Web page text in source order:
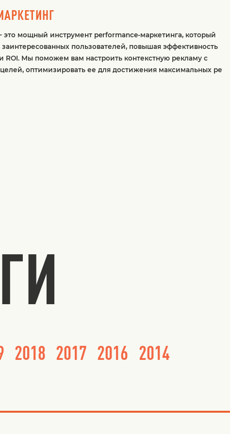
это мощный инструмент performance-маркетинга, который
заинтересованных пользователей, повышая эффективность
ROI. Мы поможем вам настроить контекстную рекламу с
оптимизировать ее для достижения максимальных ре
2018 2017 2016 2014